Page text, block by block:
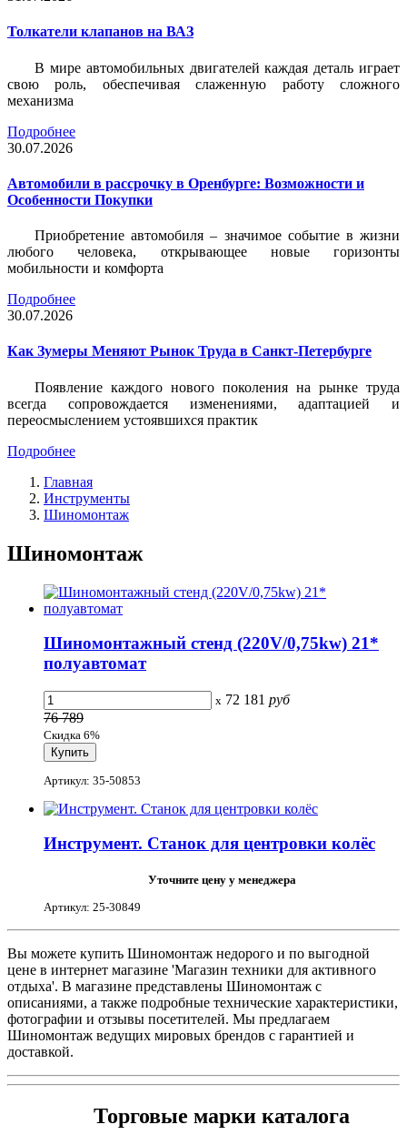
Толкатели клапанов на ВАЗ
В мире автомобильных двигателей каждая деталь играет
свою роль, обеспечивая слаженную работу сложного
механизма
Подробнее
30.07.2026
Автомобили в рассрочку в Оренбурге: Возможности и
Особенности Покупки
Приобретение автомобиля – значимое событие в жизни
любого человека, открывающее новые горизонты
мобильности и комфорта
Подробнее
30.07.2026
Как Зумеры Меняют Рынок Труда в Санкт-Петербурге
Появление каждого нового поколения на рынке труда
всегда сопровождается изменениями, адаптацией и
переосмыслением устоявшихся практик
Подробнее
Главная
Инструменты
Шиномонтаж
Шиномонтаж
Шиномонтажный стенд (220V/0,75kw) 21*
полуавтомат
x 72 181 руб
76 789
Скидка 6%
Артикул: 35-50853
Инструмент. Станок для центровки колёс
Уточните цену у менеджера
Артикул: 25-30849
Вы можете купить Шиномонтаж недорого и по выгодной
цене в интернет магазине 'Магазин техники для активного
отдыха'. В магазине представлены Шиномонтаж с
описаниями, а также подробные технические характеристики,
фотографии и отзывы посетителей. Мы предлагаем
Шиномонтаж ведущих мировых брендов с гарантией и
доставкой.
Торговые марки каталога